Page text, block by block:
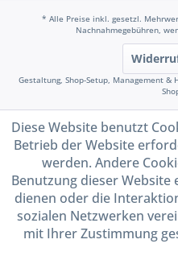
* Alle Preise inkl. gesetzl.
Nachnahmegebühren,
Gestaltung, Shop-Setup, Management &
Diese Website benutzt
Betrieb der Website
werden. Andere
Benutzung dieser
dienen oder die
sozialen Netzwerken
mit Ihrer Zustimmung